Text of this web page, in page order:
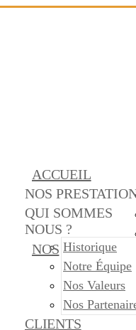
ACCUEIL
NOS
QUI SOMMES
NOUS ?
Historique
Notre Équipe
Nos Valeurs
Nos
NOS
CLIENTS